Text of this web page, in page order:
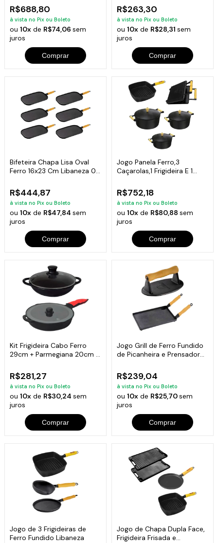
R$688,80
à vista no Pix ou Boleto
ou10x de R$74,06sem
juros
Comprar
20cm
R$263,30
à vista no Pix ou Boleto
ou 10xde R$28,31 sem
juros
Comprar
Bifeteira Chapa Lisa Oval
Ferro 16x23 Cm Libaneza 06
R$444,87
à vista no Pix ou Boleto
ou10x de R$47,84sem
juros
Comprar
Jogo Panela Ferro,3
Caçarolas,1 Frigideira E 1
R$752,18
à vista no Pix ou Boleto
ou 10xde R$80,88 sem
juros
Comprar
Kit Frigideira Cabo Ferro
29cm + Parmegiana 20cm +
R$281,27
à vista no Pix ou Boleto
ou10x de R$30,24sem
juros
Comprar
Jogo Grill de Ferro Fundido
de Picanheira e Prensador
R$239,04
à vista no Pix ou Boleto
ou 10xde R$25,70sem
juros
Comprar
Jogo de 3 Frigideiras de
Ferro Fundido Libaneza
Jogo de Chapa Dupla Face,
Frigideira Frisada e